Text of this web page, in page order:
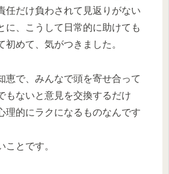
任だけ負わされて見返りがない
に、こうして日常的に助けても
初めて、気がつきました。
恵で、みんなで頭を寄せ合って
もないと意見を交換するだけ
理的にラクになるものなんです
ことです。